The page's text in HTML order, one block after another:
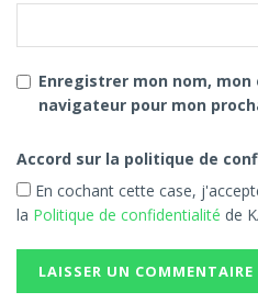
Enregistrer mon nom,
navigateur pour mon
Accord sur la politique de
En cochant cette case,
la Politique de confidentialité de